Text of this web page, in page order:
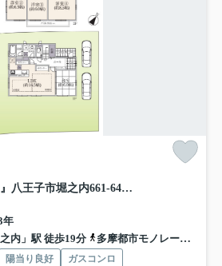
『八王子市中古戸建て』八王子市堀之内661-64【仲介手数料無料】 八王子市堀之内
年
内」駅 徒歩19分
多摩都市モノレール「中央大学・明星大学」駅 徒歩20分
陽当り良好
ガスコンロ